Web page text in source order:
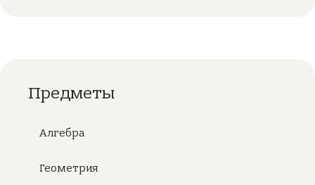
Предметы
Алгебра
Геометрия